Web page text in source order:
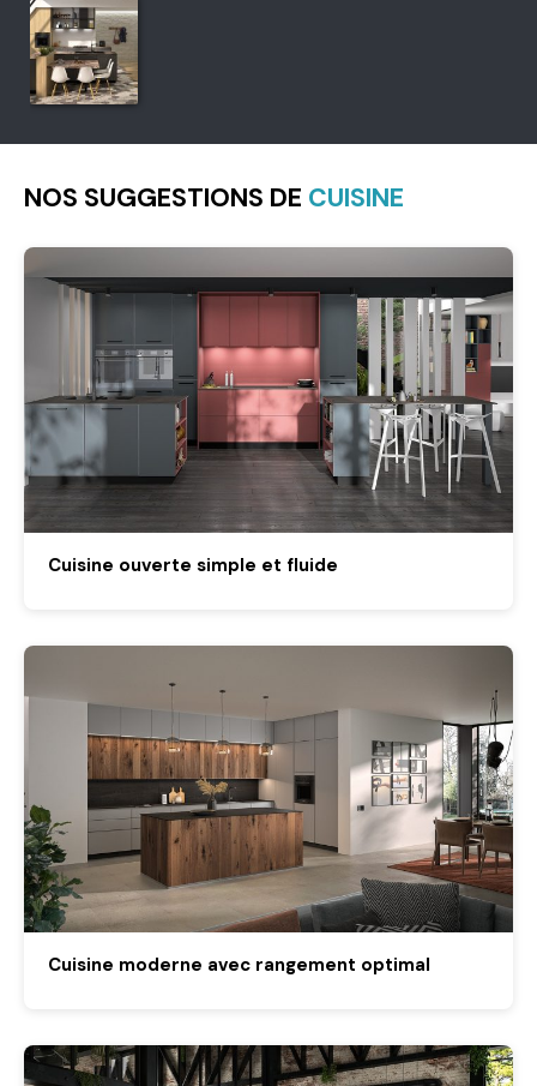
NOS SUGGESTIONS DE CUISINE
Cuisine ouverte simple et fluide
Cuisine moderne avec rangement optimal